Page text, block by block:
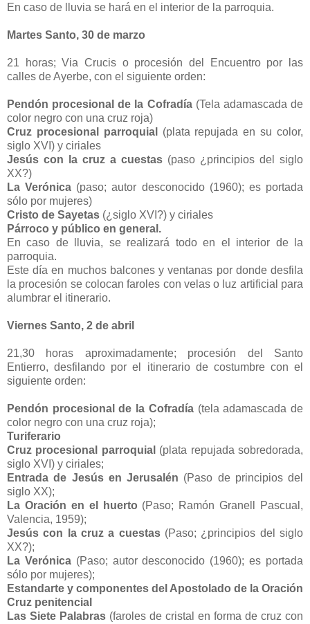
En caso de lluvia se hará en el interior de la parroquia.
Martes Santo, 30 de marzo
21 horas; Via Crucis o procesión del Encuentro por las
calles de Ayerbe, con el siguiente orden:
Pendón procesional de la Cofradía(Tela adamascada de
color negro con una cruz roja)
Cruz procesional parroquial
(plata repujada en su color,
siglo XVI) y ciriales
Jesús con la cruz a cuestas (paso ¿principios del siglo
XX?)
La Verónica (paso; autor desconocido (1960); es portada
sólo por mujeres)
Cristo de Sayetas (¿siglo XVI?) y ciriales
Párroco y público en general.
En caso de lluvia, se realizará todo en el interior de la
parroquia.
Este día en muchos balcones y ventanas por donde desfila
la procesión se colocan faroles con velas o luz artificial para
alumbrar el itinerario.
Viernes Santo, 2 de abril
21,30 horas aproximadamente; procesión del Santo
Entierro, desfilando por el itinerario de costumbre con el
siguiente orden:
Pendón procesional de la Cofradía(tela adamascada de
color negro con una cruz roja);
Turiferario
Cruz procesional parroquial (plata repujada sobredorada,
siglo XVI) y ciriales;
Entrada de Jesús en Jerusalén (Paso de principios del
siglo XX);
La Oración en el huerto (Paso; Ramón Granell Pascual,
Valencia, 1959);
Jesús con la cruz a cuestas(Paso; ¿principios del siglo
XX?);
La Verónica(Paso; autor desconocido (1960); es portada
sólo por mujeres);
Estandarte y componentes del Apostolado de la Oración
Cruz penitencial
Las Siete Palabras (faroles de cristal en forma de cruz con